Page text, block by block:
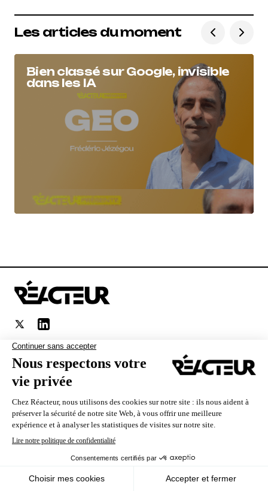
Les articles du moment
Bien classé sur Google, invisible
dans les IA
Accès rapide
Le réseau Abondance
Bénéficiez de -10% sur tous nos
abonnements
Recevoir le code
Nous utilisons des cookies pour vous garantir la meilleure
expérience sur notre site. Si vous continuez à utiliser ce
dernier, nous considérerons que vous acceptez l'utilisation des